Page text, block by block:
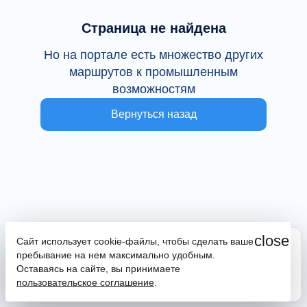
Страница не найдена
Но на портале есть множество других
маршрутов к промышленным
возможностям
Вернуться назад
close
Сайт использует cookie-файлы, чтобы сделать ваше
пребывание на нем максимально удобным.
Оставаясь на сайте, вы принимаете
пользовательское соглашение
Сайт находится в тестовой эксплуатации
В случае наличия ошибок или замечаний просим
сообщить на почтуpromportal@frpkk.ru
написать нам в чатилизаказать обратный звонок